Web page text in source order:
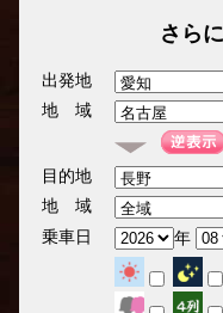
さら
出発地
地 域
目的地
地 域
乗車日
年